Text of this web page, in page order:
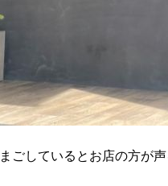
ごしているとお店の方が